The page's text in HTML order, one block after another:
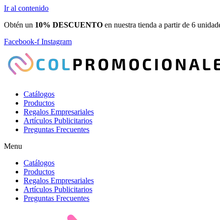
Ir al contenido
Obtén un 10% DESCUENTO en nuestra tienda a partir de 6
Facebook-f Instagram
Catálogos
Productos
Regalos Empresariales
Artículos Publicitarios
Preguntas Frecuentes
Menu
Catálogos
Productos
Regalos Empresariales
Artículos Publicitarios
Preguntas Frecuentes